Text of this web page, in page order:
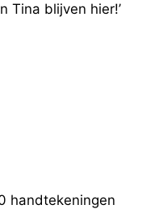
Tina blijven hier!’
handtekeningen